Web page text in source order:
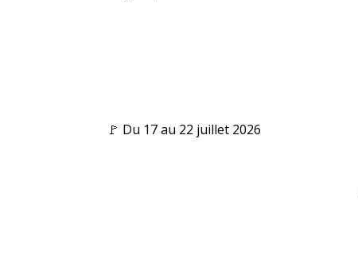
🚩 Du 17 au 22 juillet 2026